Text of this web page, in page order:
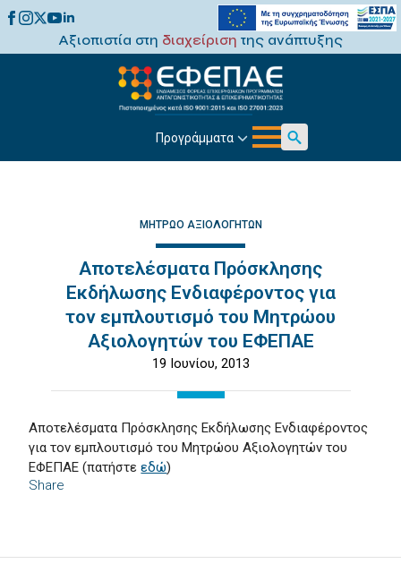
Αξιοπιστία στη διαχείριση της ανάπτυξης
Προγράμματα
Search
ΜΗΤΡΏΟ ΑΞΙΟΛΟΓΗΤΏΝ
Αποτελέσματα Πρόσκλησης
Εκδήλωσης Ενδιαφέροντος για
τον εμπλουτισμό του Μητρώου
Αξιολογητών του ΕΦΕΠΑΕ
19 Ιουνίου, 2013
Share
Αποτελέσματα Πρόσκλησης Εκδήλωσης Ενδιαφέροντος
για τον εμπλουτισμό του Μητρώου Αξιολογητών του
ΕΦΕΠΑΕ (πατήστεεδώ)